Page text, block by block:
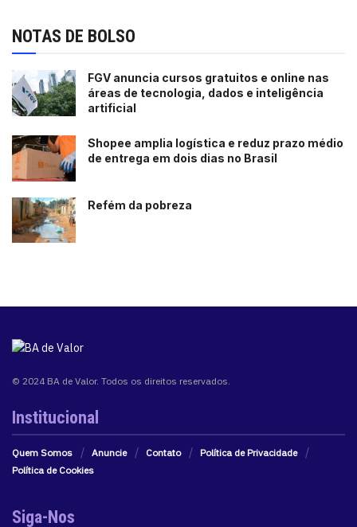
NOTAS DE BOLSO
FGV anuncia cursos gratuitos e online nas
áreas de tecnologia, dados e inteligência
artificial
Shopee amplia logística e reduz prazo médio
de entrega em dois dias no Brasil
Refém da pobreza
© 2024 BA de Valor. Todos os direitos reservados.
Institucional
Quem Somos Anuncie Contato
Política de Privacidade
Política de Cookies
Siga-Nos